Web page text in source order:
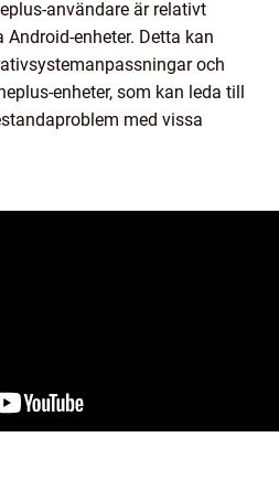
användare är relativt
enheter. Detta kan
och
enheter, som kan leda till
med vissa